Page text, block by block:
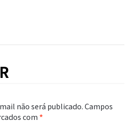
não será publicado.Campos
com*